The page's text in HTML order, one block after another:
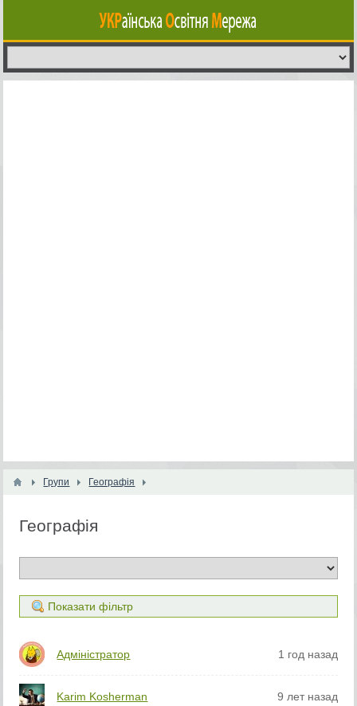
Групи Географія
Географія
Показати фільтр
Адміністратор 1 год назад
Karim Kosherman 9 лет назад